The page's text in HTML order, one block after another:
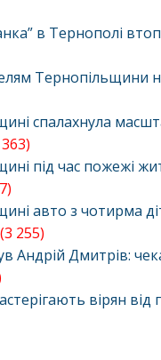
в Тернополі
Тернопільщини
спалахнула
під час пожежі
авто з чотирма
(3 255)
Андрій Дмитрів:
вірян від